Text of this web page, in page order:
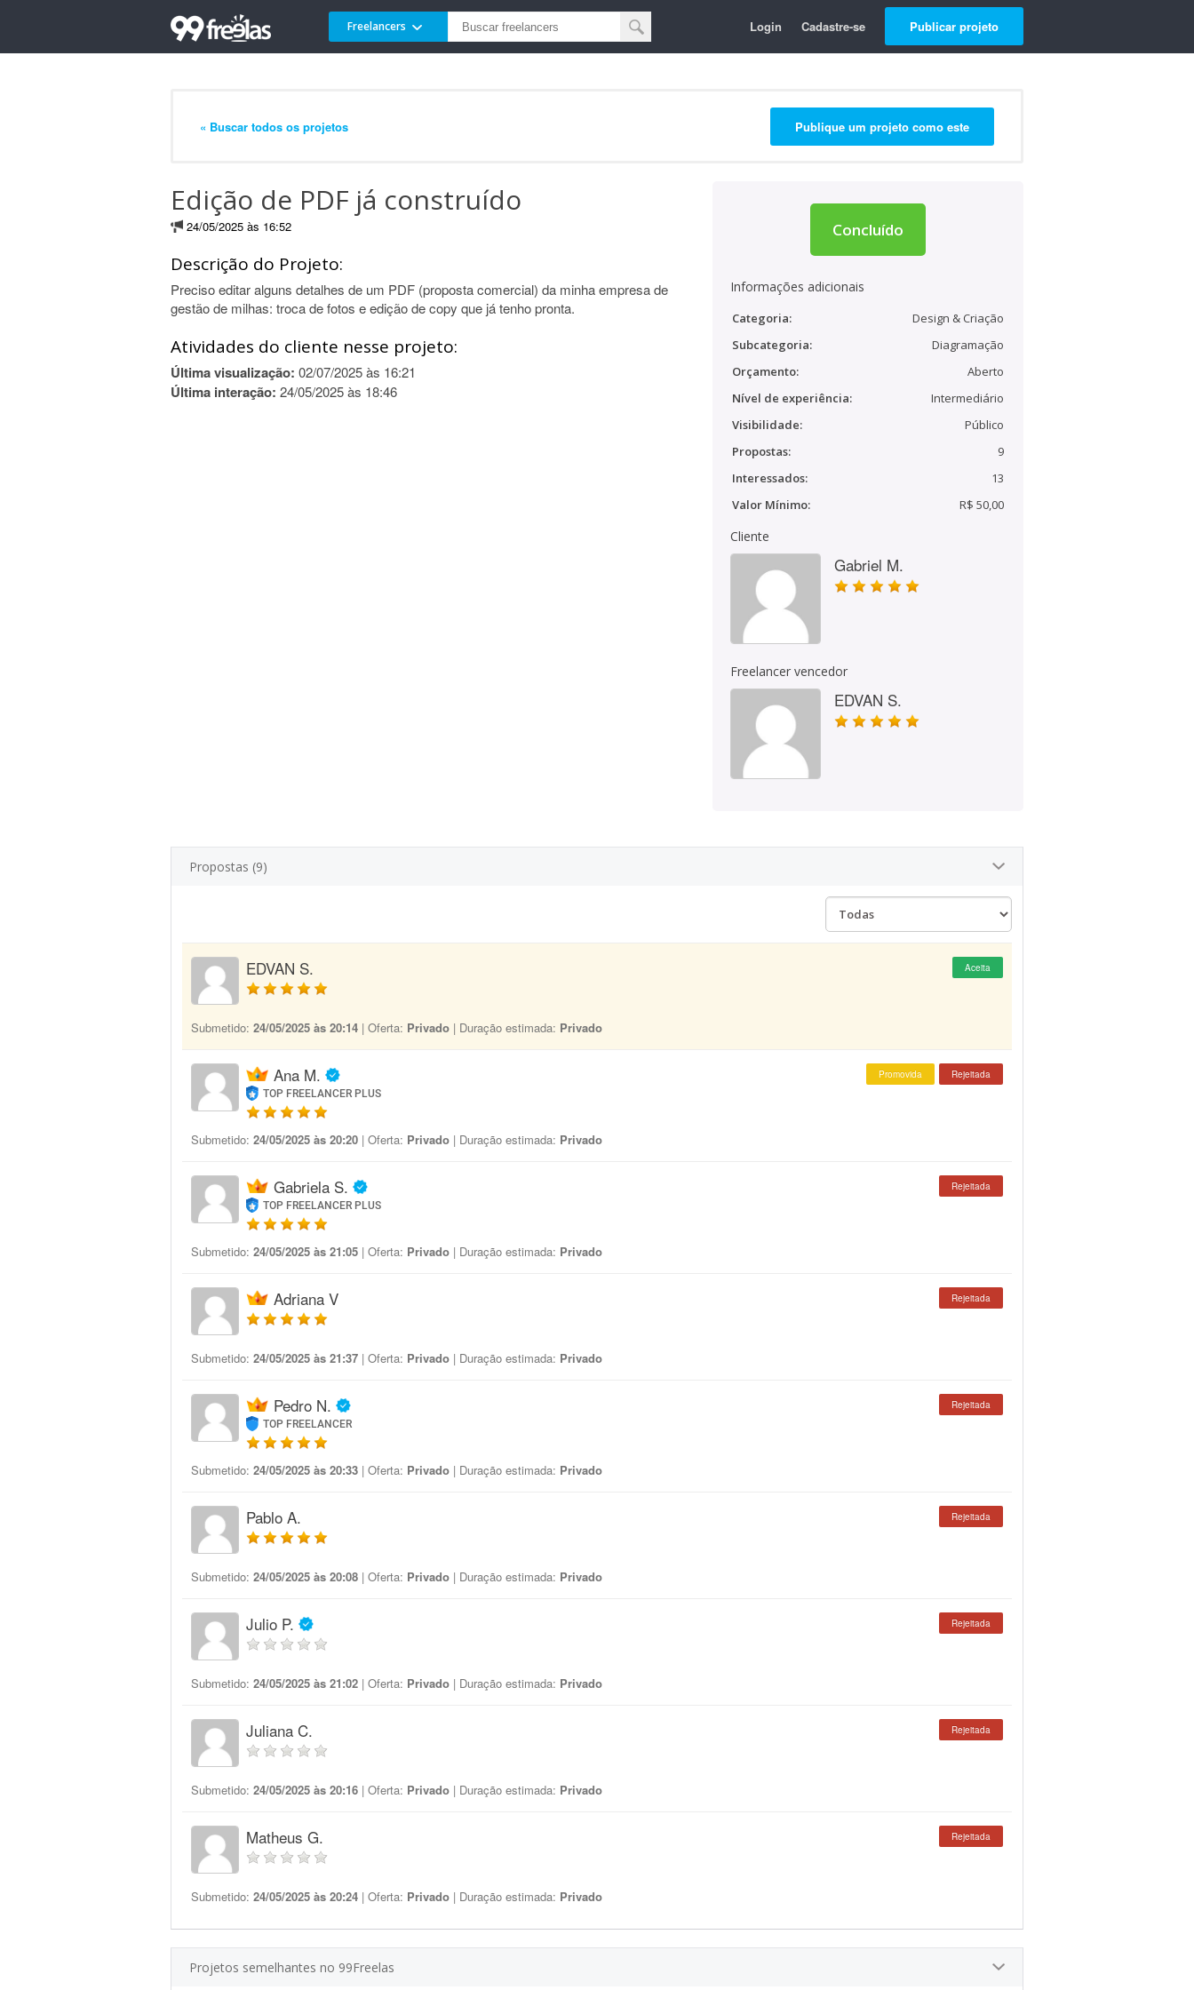
Freelancers Login Cadastre-se Publicar projeto
« Buscar todos os projetos Publique um projeto como este
Edição de PDF já construído
24/05/2025 às 16:52
Descrição do Projeto:
Preciso editar alguns detalhes de um PDF (proposta comercial) da minha empresa de
gestão de milhas: troca de fotos e edição de copy que já tenho pronta.
Atividades do cliente nesse projeto:
Última visualização: 02/07/2025 às 16:21
Última interação: 24/05/2025 às 18:46
Concluído
Informações adicionais
Categoria:
Design & Criação
Subcategoria:
Diagramação
Orçamento:
Aberto
Nível de experiência:
Intermediário
Visibilidade:
Público
Propostas:
9
Interessados:
13
Valor Mínimo:
R$ 50,00
Cliente
Gabriel M.
Freelancer vencedor
EDVAN S.
Propostas (9)
EDVAN S. Aceita
Submetido: 24/05/2025 às 20:14 | Oferta: Privado | Duração estimada: Privado
Ana M.
TOP FREELANCER PLUS
Promovida Rejeitada
Submetido: 24/05/2025 às 20:20 | Oferta: Privado | Duração estimada: Privado
Gabriela S.
TOP FREELANCER PLUS
Rejeitada
Submetido: 24/05/2025 às 21:05 | Oferta: Privado | Duração estimada: Privado
Adriana V Rejeitada
Submetido: 24/05/2025 às 21:37 | Oferta: Privado | Duração estimada: Privado
Pedro N.
TOP FREELANCER
Rejeitada
Submetido: 24/05/2025 às 20:33 | Oferta: Privado | Duração estimada: Privado
Pablo A. Rejeitada
Submetido: 24/05/2025 às 20:08 | Oferta: Privado | Duração estimada: Privado
Julio P. Rejeitada
Submetido: 24/05/2025 às 21:02 | Oferta: Privado | Duração estimada: Privado
Juliana C. Rejeitada
Submetido: 24/05/2025 às 20:16 | Oferta: Privado | Duração estimada: Privado
Matheus G. Rejeitada
Submetido: 24/05/2025 às 20:24 | Oferta: Privado | Duração estimada: Privado
Projetos semelhantes no 99Freelas